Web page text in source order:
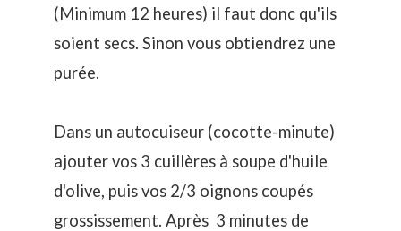
(Minimum 12 heures) il faut donc qu'ils
soient secs. Sinon vous obtiendrez une
purée.
Dans un autocuiseur (cocotte-minute)
ajouter vos 3 cuillères à soupe d'huile
d'olive, puis vos 2/3 oignons coupés
grossissement. Après 3 minutes de